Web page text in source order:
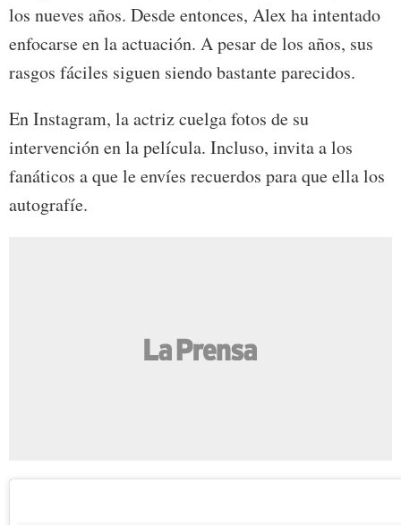
los nueves años. Desde entonces, Alex ha intentado
enfocarse en la actuación. A pesar de los años, sus
rasgos fáciles siguen siendo bastante parecidos.
En Instagram, la actriz cuelga fotos de su
intervención en la película. Incluso, invita a los
fanáticos a que le envíes recuerdos para que ella los
autografíe.